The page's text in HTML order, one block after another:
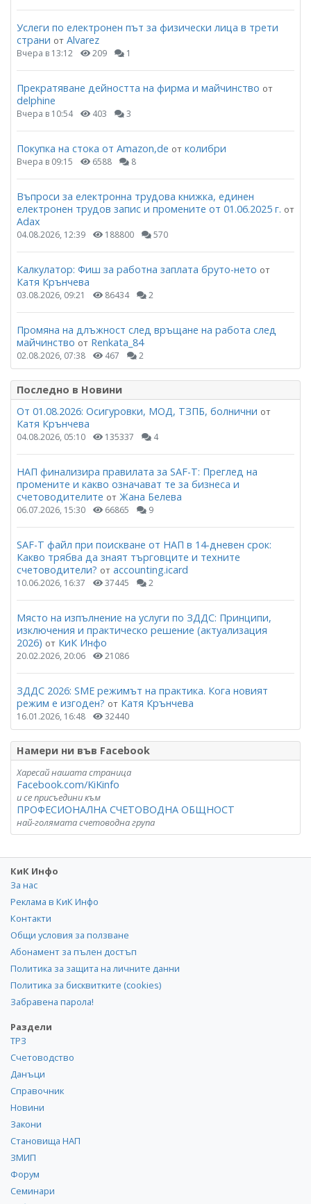
Услеги по електронен път за физически лица в трети
страни от Alvarez
Вчера в 13:12 209 1
Прекратяване дейността на фирма и майчинство от
delphine
Вчера в 10:54 403 3
Покупка на стока от Amazon,de от колибри
Вчера в 09:15 6588 8
Въпроси за електронна трудова книжка, единен
електронен трудов запис и промените от 01.06.2025 г. от
Adax
04.08.2026, 12:39 188800 570
Калкулатор: Фиш за работна заплата бруто-нето от
Катя Крънчева
03.08.2026, 09:21 86434 2
Промяна на длъжност след връщане на работа след
майчинство от Renkata_84
02.08.2026, 07:38 467 2
Последно в Новини
От 01.08.2026: Осигуровки, МОД, ТЗПБ, болнични от
Катя Крънчева
04.08.2026, 05:10 135337 4
НАП финализира правилата за SAF-T: Преглед на
промените и какво означават те за бизнеса и
счетоводителите от Жана Белева
06.07.2026, 15:30 66865 9
SAF-T файл при поискване от НАП в 14-дневен срок:
Какво трябва да знаят търговците и техните
счетоводители? от accounting.icard
10.06.2026, 16:37 37445 2
Място на изпълнение на услуги по ЗДДС: Принципи,
изключения и практическо решение (актуализация
2026) от КиК Инфо
20.02.2026, 20:06 21086
ЗДДС 2026: SME режимът на практика. Кога новият
режим е изгоден? от Катя Крънчева
16.01.2026, 16:48 32440
Намери ни във Facebook
Харесай нашата страница
Facebook.com/KiKinfo
и се присъедини към
ПРОФЕСИОНАЛНА СЧЕТОВОДНА ОБЩНОСТ
най-голямата счетоводна група
КиК Инфо
За нас
Реклама в КиК Инфо
Контакти
Общи условия за ползване
Абонамент за пълен достъп
Политика за защита на личните данни
Политика за бисквитките (cookies)
Забравена парола!
Раздели
ТРЗ
Счетоводство
Данъци
Справочник
Новини
Закони
Становища НАП
ЗМИП
Форум
Семинари